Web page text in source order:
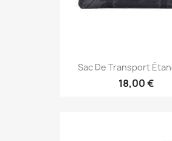
Sac De Transport
18,00 €